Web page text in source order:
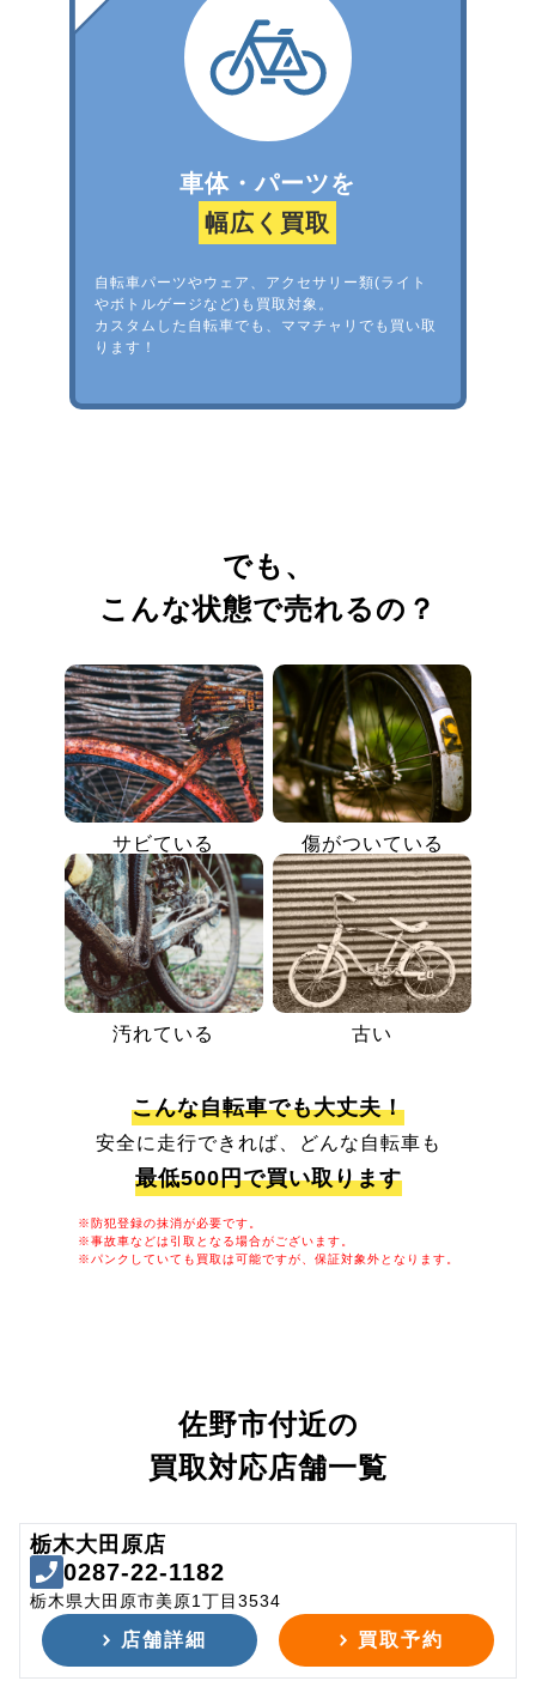
車体・パーツを
幅広く買取
自転車パーツやウェア、アクセサリー類(ライト
やボトルゲージなど)も買取対象。
カスタムした自転車でも、ママチャリでも買い取
ります！
でも、
こんな状態で売れるの？
サビている 傷がついている
汚れている 古い
こんな自転車でも大丈夫！
安全に走行できれば、どんな自転車も
最低500円で買い取ります
※防犯登録の抹消が必要です。
※事故車などは引取となる場合がございます。
※パンクしていても買取は可能ですが、保証対象外となります。
佐野市付近の
買取対応店舗一覧
栃木大田原店
0287-22-1182
栃木県大田原市美原1丁目3534
店舗詳細 買取予約